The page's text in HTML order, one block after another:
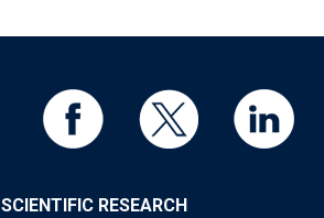
SCIENTIFIC RESEARCH